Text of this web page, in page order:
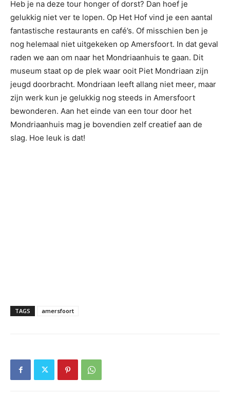
Heb je na deze tour honger of dorst? Dan hoef je
gelukkig niet ver te lopen. Op Het Hof vind je een aantal
fantastische restaurants en café’s. Of misschien ben je
nog helemaal niet uitgekeken op Amersfoort. In dat geval
raden we aan om naar het Mondriaanhuis te gaan. Dit
museum staat op de plek waar ooit Piet Mondriaan zijn
jeugd doorbracht. Mondriaan leeft allang niet meer, maar
zijn werk kun je gelukkig nog steeds in Amersfoort
bewonderen. Aan het einde van een tour door het
Mondriaanhuis mag je bovendien zelf creatief aan de
slag. Hoe leuk is dat!
TAGS amersfoort